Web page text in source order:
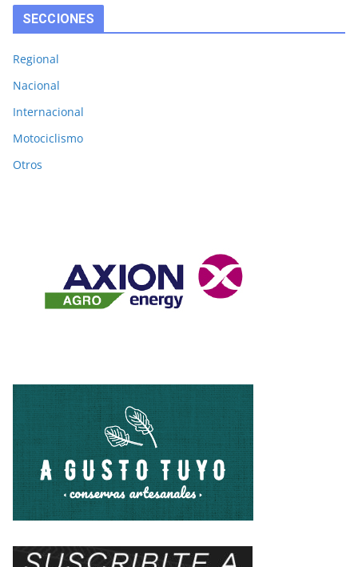
SECCIONES
Regional
Nacional
Internacional
Motociclismo
Otros